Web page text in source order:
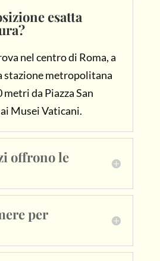
esatta
nel centro di Roma, a
stazione metropolitana
da Piazza San
Musei Vaticani.
offrono le
per